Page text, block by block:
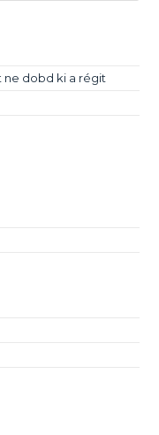
ne dobd ki a régit